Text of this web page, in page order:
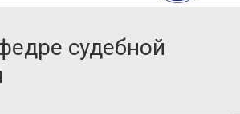
судебной